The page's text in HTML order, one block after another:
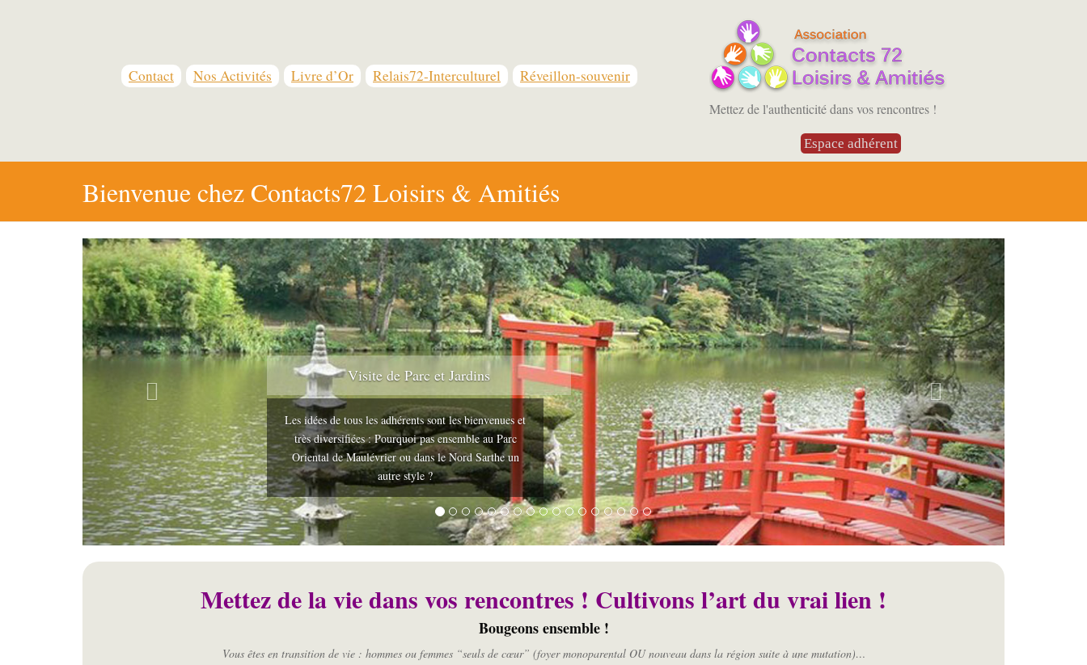
Contact Nos Activités Livre d’Or Relais72-Interculturel Réveillon-souvenir
Mettez de l'authenticité dans vos rencontres !
Espace adhérent
Bienvenue chez Contacts72 Loisirs & Amitiés
Visite de Parc et Jardins
Les idées de tous les adhérents sont les bienvenues et
très diversifiées : Pourquoi pas ensemble au Parc
Oriental de Maulévrier ou dans le Nord Sarthe un
autre style ?
Mettez de la vie dans vos rencontres ! Cultivons l’art du vrai lien !
Bougeons ensemble !
Vous êtes en transition de vie : hommes ou femmes “seuls de cœur” (foyer monoparental OU nouveau dans la région suite à une mutation)…